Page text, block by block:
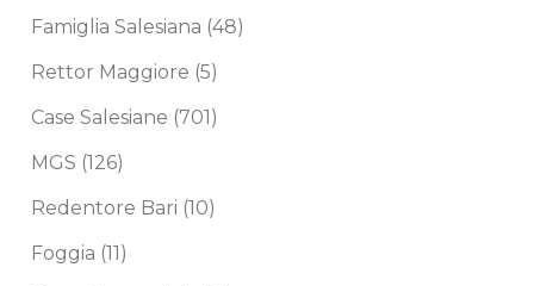
Famiglia Salesiana (48)
Rettor Maggiore (5)
Case Salesiane (701)
MGS (126)
Redentore Bari (10)
Foggia (11)